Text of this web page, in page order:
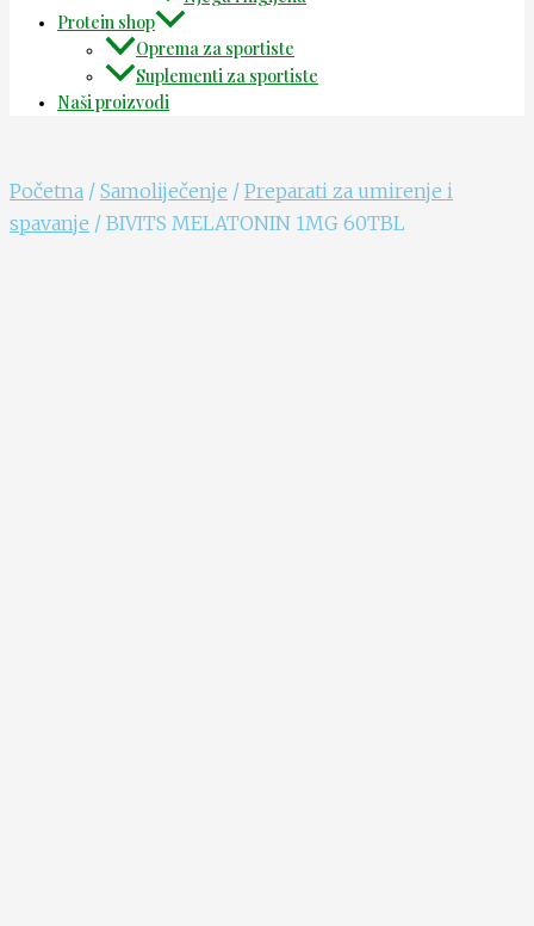
Protein shop
Oprema za sportiste
Suplementi za sportiste
Naši proizvodi
Početna / Samoliječenje / Preparati za umirenje i
spavanje / BIVITS MELATONIN 1MG 60TBL